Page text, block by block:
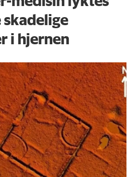
skadelige
i hjernen